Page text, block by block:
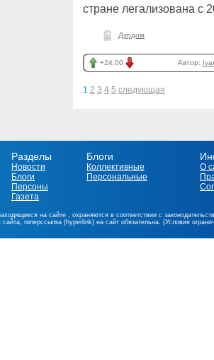
стране легализована с
Дурдом
+24.00 Автор:
1 2 3 4 5 следующая
Разделы
Новости
Блоги
Персоны
Газета
Блоги
Коллективные
Персональные
О
на сайте , охраняются в соответствии с
гиперссылка (hyperlink) на сайт обязательна. (Условия